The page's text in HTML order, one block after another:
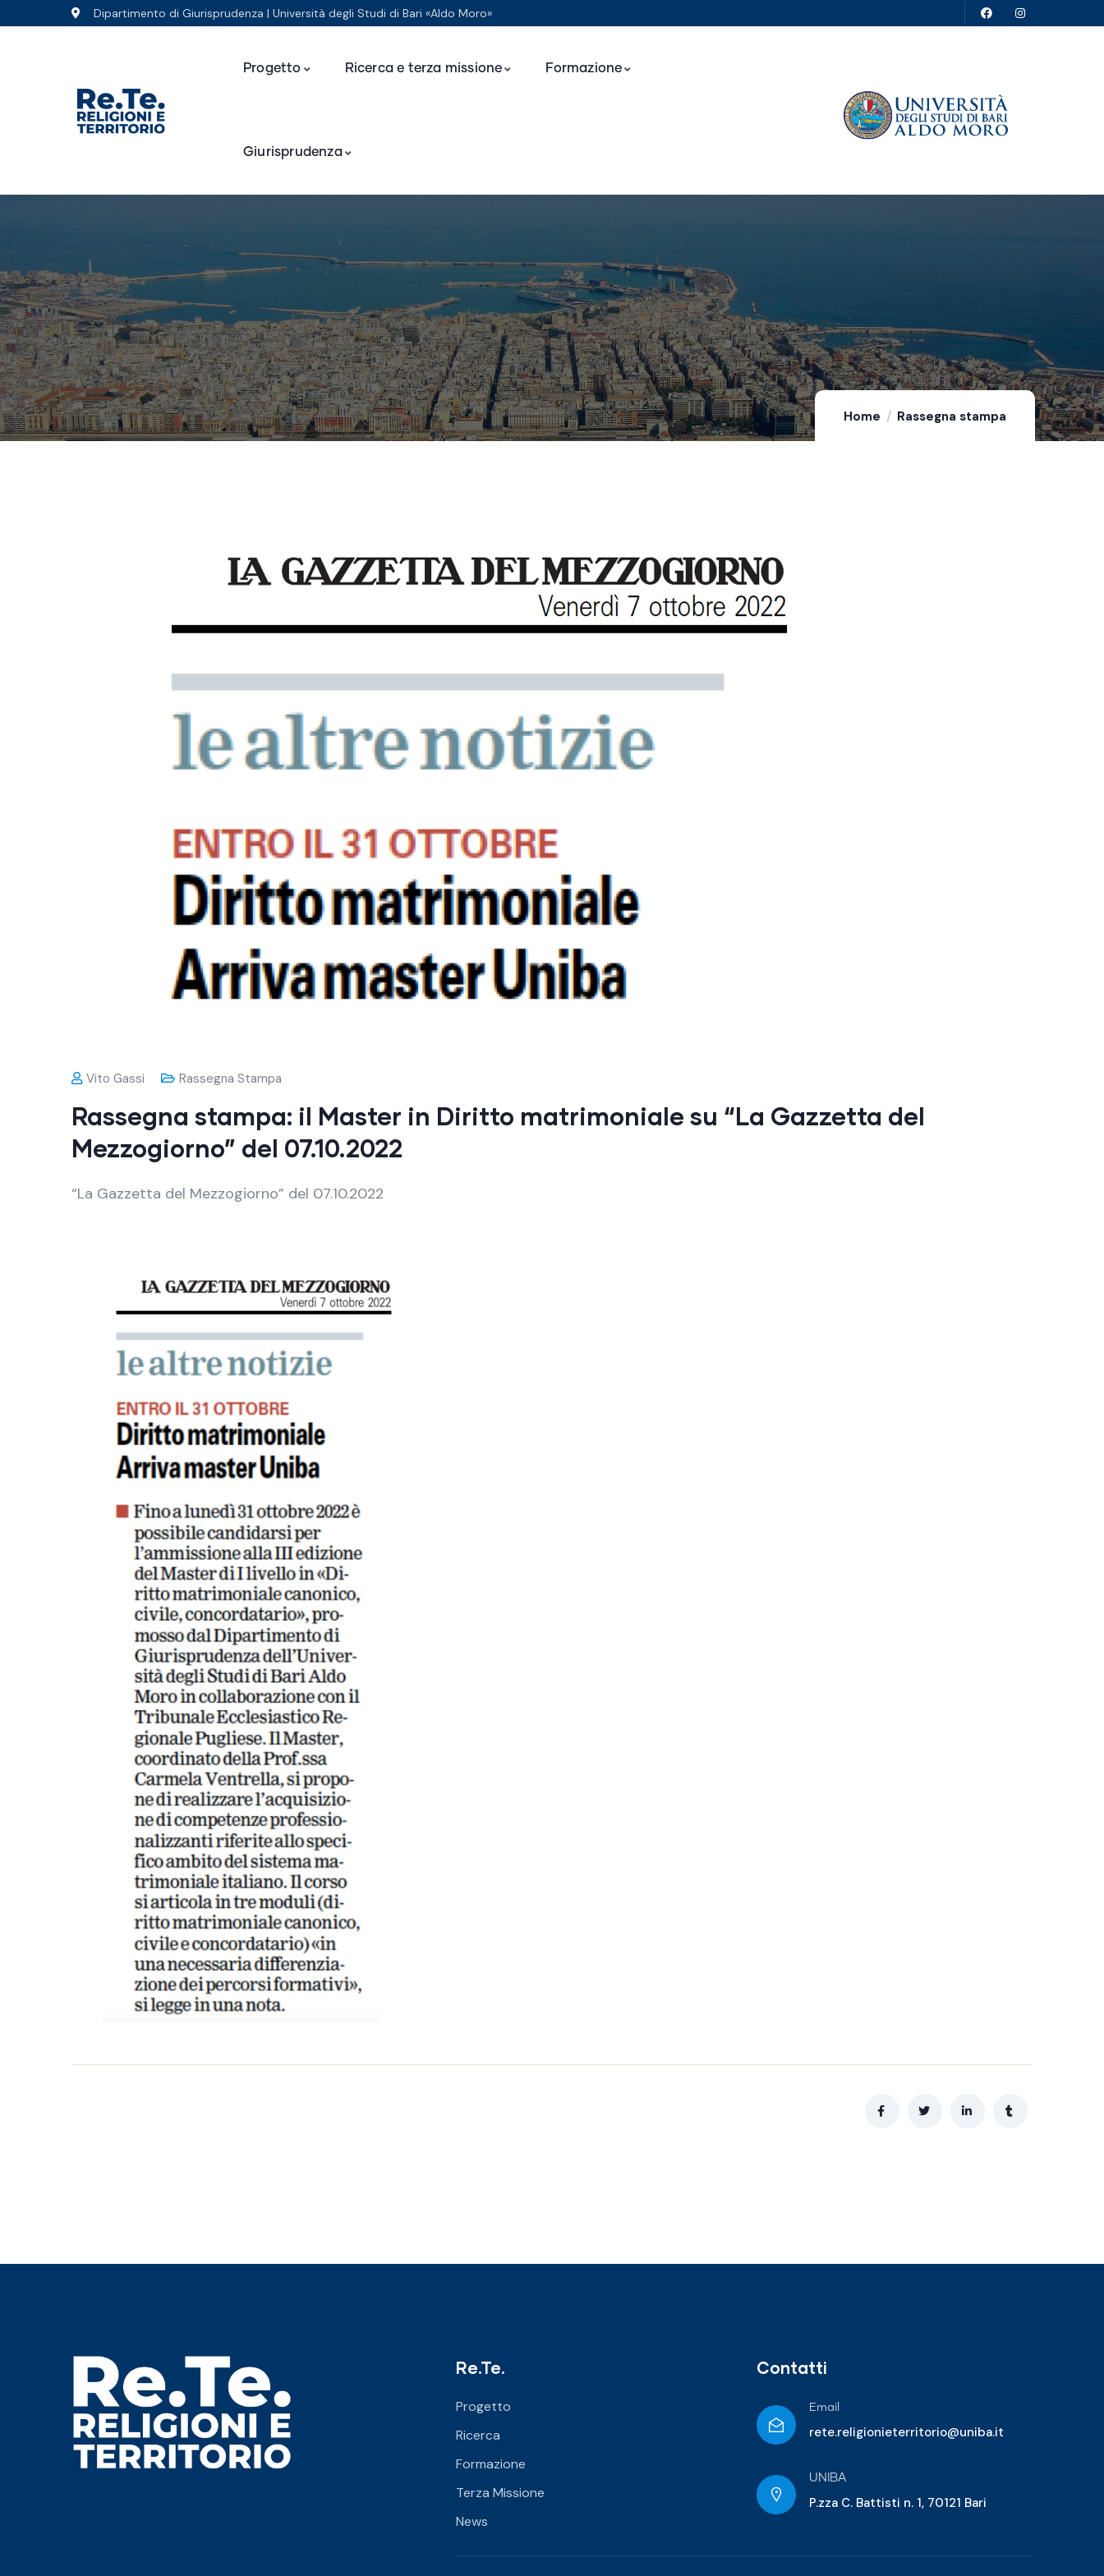
Dipartimento di Giurisprudenza | Università degli Studi di Bari «Aldo Moro»
Progetto Ricerca e terza missione Formazione
Giurisprudenza
Home Rassegna stampa
Vito Gassi Rassegna Stampa
Rassegna stampa: il Master in Diritto matrimoniale su “La Gazzetta del
Mezzogiorno” del 07.10.2022
“La Gazzetta del Mezzogiorno” del 07.10.2022
Re.Te.
Progetto
Ricerca
Formazione
Terza Missione
News
Contatti
Email
rete.religionieterritorio@uniba.it
UNIBA
P.zza C. Battisti n. 1, 70121 Bari